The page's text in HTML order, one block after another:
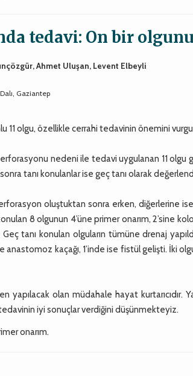
tedavi: On bir
Ahmet Uluşan, Levent Elbeyli
Gaziantep
olgu, özellikle cerrahi tedavinin önemini
nedeni ile tedavi uygulanan 11 olgu
tanı konulanlar ise geç tanı olarak
oluştuktan sonra erken, diğerlerine
8 olgunun 4’üne primer onarım, 2’sine
tanı konulan olguların tümüne drenaj
anastomoz kaçağı, 1’inde ise fistül gelişti. İki
olan müdahale hayat kurtarıcıdır.
iyi sonuçlar verdiğini düşünmekteyiz.
onarım.